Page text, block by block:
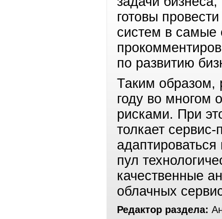
готовы
систем в самые
по развитию
Таким образом,
году во многом
рисками. При
толкает
пул
качественные
облачных
Редактор раздела: